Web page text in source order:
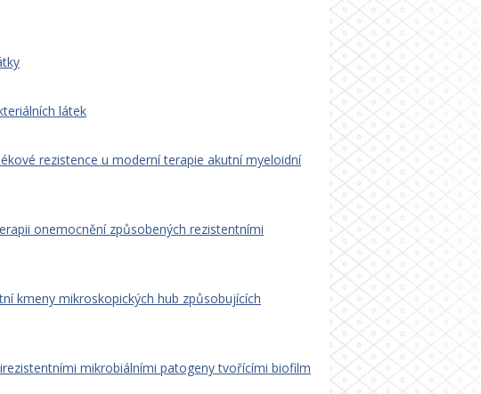
látek
rezistence u moderní terapie akutní myeloidní
onemocnění způsobených rezistentními
kmeny mikroskopických hub způsobujících
mikrobiálními patogeny tvořícími biofilm